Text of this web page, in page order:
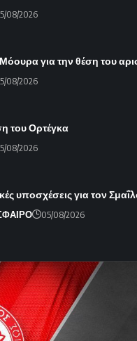
08/2026
για την θέση του
08/2026
του Ορτέγκα
08/2026
υποσχέσεις για τον
05/08/2026